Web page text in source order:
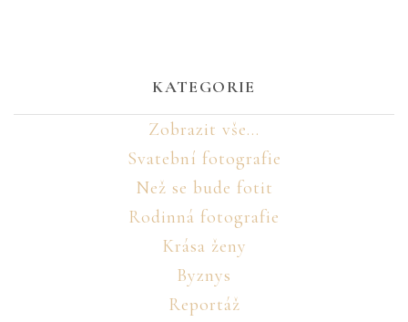
KATEGORIE
Zobrazit vše...
Svatební fotografie
Než se bude fotit
Rodinná fotografie
Krása ženy
Byznys
Reportáž